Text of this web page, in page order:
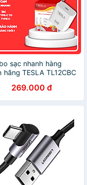
sạc nhanh hàng
hãng TESLA TL12CBC
hành 12 tháng 1 đổi 1 |
in Việt Nam
269.000 đ